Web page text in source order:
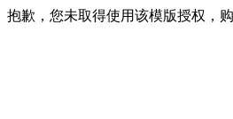
抱歉，您未取得使用该模版授权，